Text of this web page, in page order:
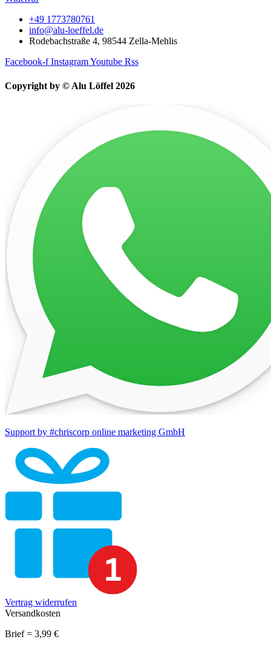
+49 1773780761
info@alu-loeffel.de
Rodebachstraße 4, 98544 Zella-Mehlis
Facebook-f InstagramYoutube Rss
Copyright by © Alu Löffel 2026
Support by #chriscorp online marketing GmbH
Vertrag widerrufen
Versandkosten
Brief = 3,99 €